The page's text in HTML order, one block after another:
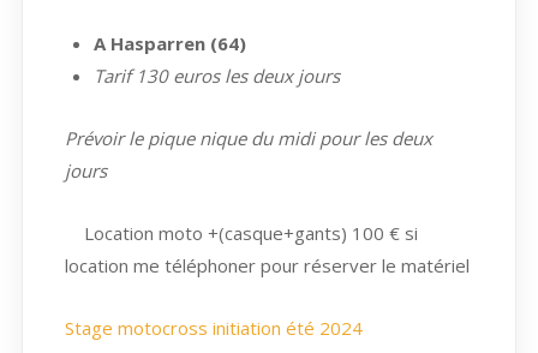
A Hasparren (64)
Tarif 130 euros les deux jours
Prévoir le pique nique du midi pour les deux
jours
Location moto +(casque+gants) 100 € si
location me téléphoner pour réserver le matériel
Stage motocross initiation été 2024